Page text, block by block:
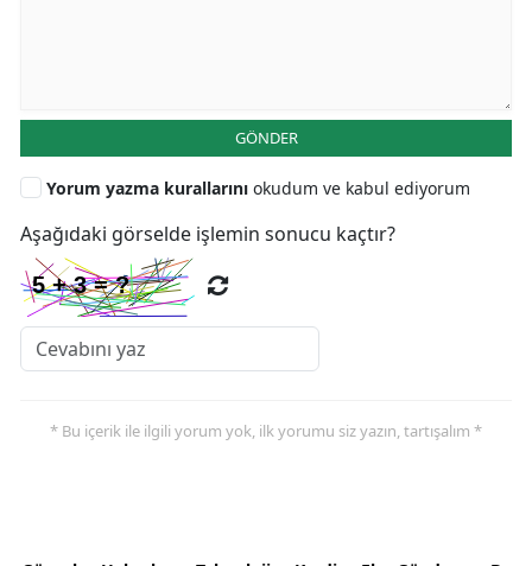
GÖNDER
Yorum yazma kurallarını okudum ve kabul ediyorum
Aşağıdaki görselde işlemin sonucu kaçtır?
* Bu içerik ile ilgili yorum yok, ilk yorumu siz yazın, tartışalım *